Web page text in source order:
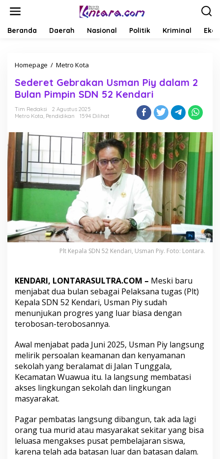
Beranda Daerah Nasional Politik Kriminal
Homepage / Metro Kota
d
e
r
e
t
e
b
r
a
k
a
m
a
n
P
i
a
l
a
m
2
B
a
n
P
m
p
S
D
5
2
Sederet Gebrakan Usman Piy dalam 2
Bulan Pimpin SDN 52 Kendari
Tim Redaksi
2 Agustus 2025
Metro Kota, Pendidikan 1594 Dilihat
Plt Kepala SDN 52 Kendari, Usman Piy. Foto: Lontara.
KENDARI, LONTARASULTRA.COM – Meski baru
menjabat dua bulan sebagai Pelaksana tugas (Plt)
Kepala SDN 52 Kendari, Usman Piy sudah
menunjukan progres yang luar biasa dengan
terobosan-terobosannya.
Awal menjabat pada Juni 2025, Usman Piy langsung
melirik persoalan keamanan dan kenyamanan
sekolah yang beralamat di Jalan Tunggala,
Kecamatan Wuawua itu. Ia langsung membatasi
akses lingkungan sekolah dan lingkungan
masyarakat.
Pagar pembatas langsung dibangun, tak ada lagi
orang tua murid atau masyarakat sekitar yang bisa
leluasa mengakses pusat pembelajaran siswa,
karena telah ada batasan luar dan batasan dalam.